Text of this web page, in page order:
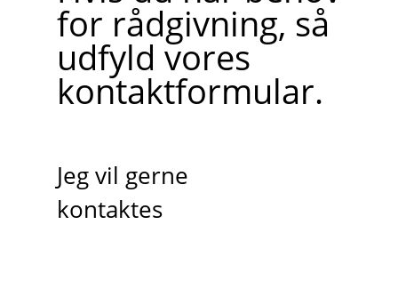
for rådgivning, så
udfyld vores
kontaktformular.
Jeg vil gerne
kontaktes